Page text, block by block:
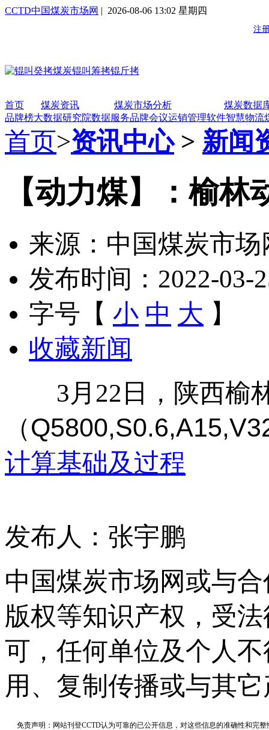
CCTD中国煤炭市场网 | 2026-08-06 13:02 星期四
首页 煤炭资讯 煤炭市场分析
煤炭数据
品牌榜大数据研究院数据服务品牌会议运销管理软件智慧物流
首页>资讯中心> 新闻
【动力煤】：榆林
来源：中国煤炭市场
发布时间：2022-03-
字号【 小 中 大 】
收藏新闻
3月22日，陕西榆
（Q5800,S0.6,A15,
计算基础及过程
发布人：张宇鹏
中国煤炭市场网或与
版权等知识产权，受
可，任何单位及个人
用、复制传播或与其
免责声明：网站刊登CCTD认为可靠的已公开信息，对这些信息的准确性和完